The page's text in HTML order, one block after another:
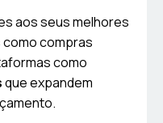
aos seus melhores
compras
como
que expandem